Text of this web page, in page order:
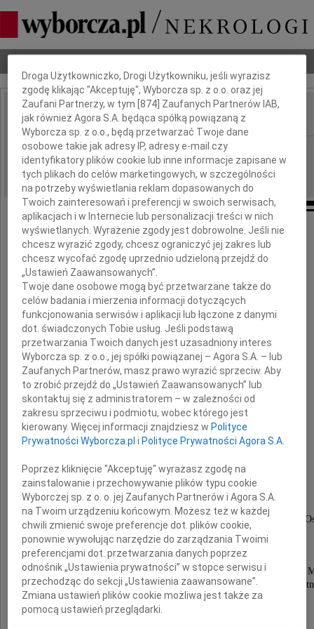
IMIĘ I NAZWISKO:
REGION: Lublin
DATA EMISJI: 09.09.2022
"I słyszę głos, który mówi,
I widzę rękę, co wzywa
W daleką, daleką drogę"
Naszemu Koledze
Jarkowi Samorkowi
Z wielkim żalem przyjęliśmy wiadomość
o śmierci Twojej
Mamy
Niełatwo jest pogodzić się z odejściem tak bliskiej
Życie jest tak kruche i nigdy nie wiadomo,
kiedy Bóg powoła nas przed swoje Oblicze.
Modlimy się, by Bóg łaskawy przyjął duszę Twojej
do Wiecznej Chwały i aby spełniła się Boska
o dusz obcowaniu.
Dbamy o Twoją prywatność
Droga Użytkowniczko, Drogi Użytkowniku, jeśli wyrazisz
zgodę klikając "Akceptuję", Wyborcza sp. z o.o. oraz jej
Zaufani Partnerzy, w tym [874 ] Zaufanych Partnerów IAB,
jak również Agora S.A. będąca spółką powiązaną z
Wyborcza sp. z o.o., będą przetwarzać Twoje dane
osobowe takie jak adresy IP, adresy e-mail czy
identyfikatory plików cookie lub inne informacje zapisane w
tych plikach do celów marketingowych, w szczególności
na potrzeby wyświetlania reklam dopasowanych do
Twoich zainteresowań i preferencji w swoich serwisach,
aplikacjach i w Internecie lub personalizacji treści w nich
wyświetlanych. Wyrażenie zgody jest dobrowolne. Jeśli nie
chcesz wyrazić zgody, chcesz ograniczyć jej zakres lub
chcesz wycofać zgodę uprzednio udzieloną przejdź do
„Ustawień Zaawansowanych”.
Twoje dane osobowe mogą być przetwarzane także do
celów badania i mierzenia informacji dotyczących
funkcjonowania serwisów i aplikacji lub łączone z danymi
dot. świadczonych Tobie usług. Jeśli podstawą
przetwarzania Twoich danych jest uzasadniony interes
Wyborcza sp. z o.o., jej spółki powiązanej – Agora S.A. – lub
Zaufanych Partnerów, masz prawo wyrazić sprzeciw. Aby
to zrobić przejdź do „Ustawień Zaawansowanych” lub
skontaktuj się z administratorem – w zależności od
zakresu sprzeciwu i podmiotu, wobec którego jest
kierowany. Więcej informacji znajdziesz w Polityce
Prywatności Wyborcza.pl i Polityce Prywatności Agora S.A.
Poprzez kliknięcie "Akceptuję" wyrażasz zgodę na
zainstalowanie i przechowywanie plików typu cookie
Wyborczej sp. z o. o. jej Zaufanych Partnerów i Agora S.A.
na Twoim urządzeniu końcowym. Możesz też w każdej
chwili zmienić swoje preferencje dot. plików cookie,
ponownie wywołując narzędzie do zarządzania Twoimi
preferencjami dot. przetwarzania danych poprzez
odnośnik „Ustawienia prywatności” w stopce serwisu i
przechodząc do sekcji „Ustawienia zaawansowane”.
Zmiana ustawień plików cookie możliwa jest także za
pomocą ustawień przeglądarki.